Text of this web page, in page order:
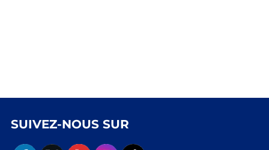
SUIVEZ-NOUS SUR